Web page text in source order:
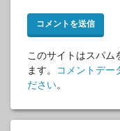
このサイトはスパム
ます。
コメントデー
ださい。